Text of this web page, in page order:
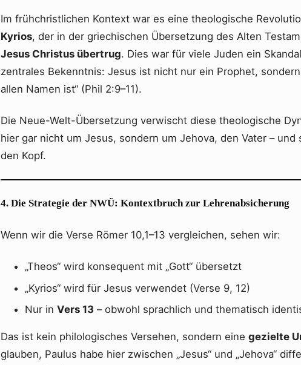
Im frühchristlichen Kontext war es eine theologische
Kyrios, der in der griechischen Übersetzung des Alten
Jesus Christus übertrug. Dies war für viele Juden ein
zentrales Bekenntnis: Jesus ist nicht nur ein Prophet, sondern
allen Namen ist“ (Phil 2:9–11).
Die Neue-Welt-Übersetzung verwischt diese theologische
hier gar nicht um Jesus, sondern um Jehova, den Vater –
den Kopf.
4. Die Strategie der NWÜ: Kontextbruch zur Lehrenabsicherung
Wenn wir die Verse Römer 10,1–13 vergleichen, sehen wir:
„Theos“ wird konsequent mit „Gott“ übersetzt
„Kyrios“ wird für Jesus verwendet (Verse 9, 12)
Nur in Vers 13 – obwohl sprachlich und thematisch
Das ist kein philologisches Versehen, sondern eine gezielte
glauben, Paulus habe hier zwischen „Jesus“ und „Jehova“